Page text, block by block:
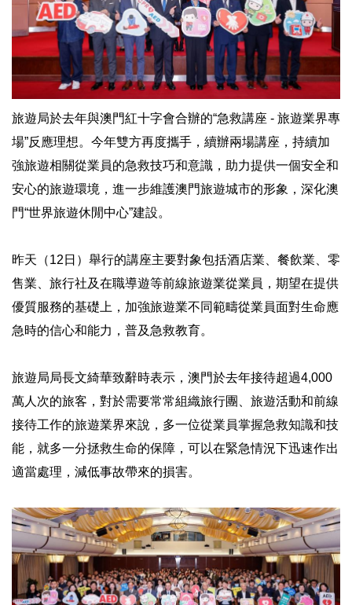
旅遊局於去年與澳門紅十字會合辦的“急救講座 - 旅遊業界專
場”反應理想。今年雙方再度攜手，續辦兩場講座，持續加
強旅遊相關從業員的急救技巧和意識，助力提供一個安全和
安心的旅遊環境，進一步維護澳門旅遊城市的形象，深化澳
門“世界旅遊休閒中心”建設。
昨天（12日）舉行的講座主要對象包括酒店業、餐飲業、零
售業、旅行社及在職導遊等前線旅遊業從業員，期望在提供
優質服務的基礎上，加強旅遊業不同範疇從業員面對生命應
急時的信心和能力，普及急救教育。
旅遊局局長文綺華致辭時表示，澳門於去年接待超過4,000
萬人次的旅客，對於需要常常組織旅行團、旅遊活動和前線
接待工作的旅遊業界來說，多一位從業員掌握急救知識和技
能，就多一分拯救生命的保障，可以在緊急情況下迅速作出
適當處理，減低事故帶來的損害。